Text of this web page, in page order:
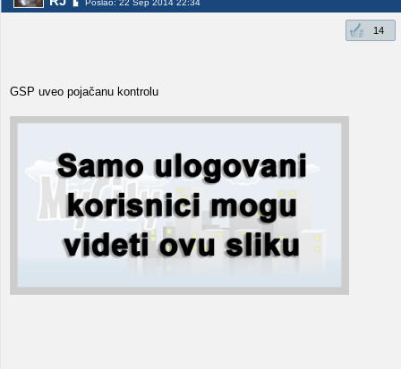
Poslao: 22 Sep 2014 22:34
14
GSP uveo pojačanu kontrolu